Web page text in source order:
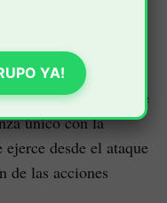
digital de
profesionales que
que cada
y valores, se
único con la
desde el ataque
de las acciones
YA!